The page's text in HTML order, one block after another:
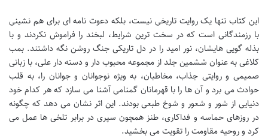
این کتاب تنها یک روایت تاریخی نیست، بلکه دعوت نامه ای برای هم نشینی
با رزمندگانی است که در سخت ترین شرایط، لبخند را فراموش نکردند و با
بذله گویی هایشان، نور امید را در دل تاریکی جنگ روشن نگه داشتند. بمب
کلاغی به عنوان ششمین جلد از مجموعه محبوب دار و دسته دار علی، با زبانی
صمیمی و روایتی جذاب، مخاطبان، به ویژه نوجوانان و جوانان را، به قلب
حوادث می برد و آن ها را با قهرمانان گمنامی آشنا می سازد که هر کدام خود
دنیایی از شور و شعور و شوخ طبعی بودند. این اثر نشان می دهد که چگونه
در روزهای حماسه و فداکاری، طنز همچون سپری در برابر تلخی ها عمل می
کرد و روحیه مقاومت را تقویت می بخشید.